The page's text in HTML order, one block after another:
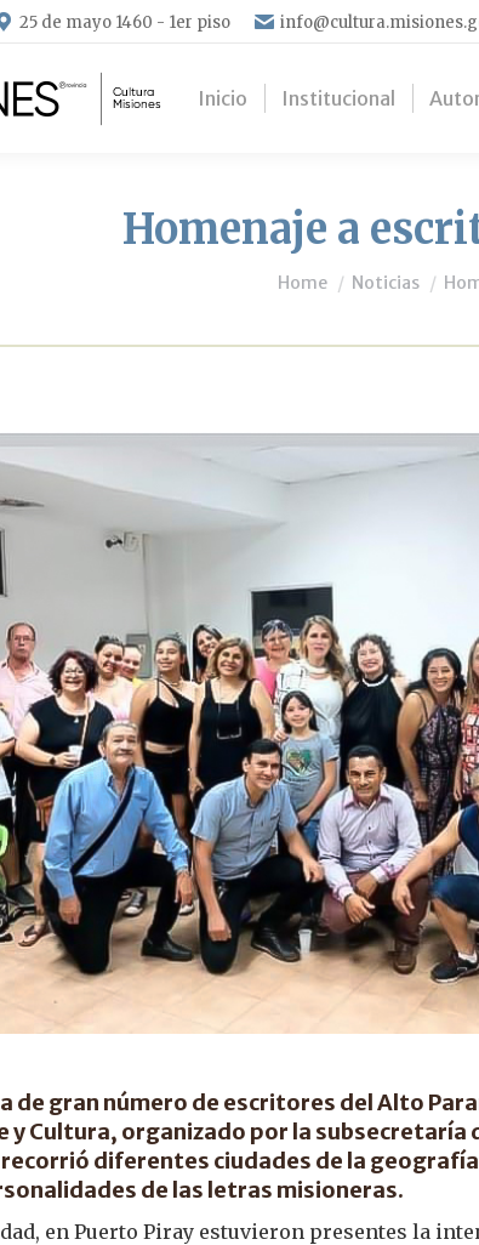
25 de mayo 1460 - 1er piso
Inicio Institucional
Homenaje a
You are here:
Home Noticias
de gran número de escritores del Alto
Cultura, organizado por la subsecretaría
recorrió diferentes ciudades de la
de las letras misioneras.
en Puerto Piray estuvieron presentes la